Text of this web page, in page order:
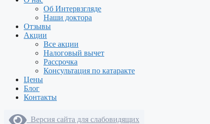
Об Интервзгляде
Наши доктора
Отзывы
Акции
Все акции
Налоговый вычет
Рассрочка
Консультация по катаракте
Цены
Блог
Контакты
Версия сайта для слабовидящих